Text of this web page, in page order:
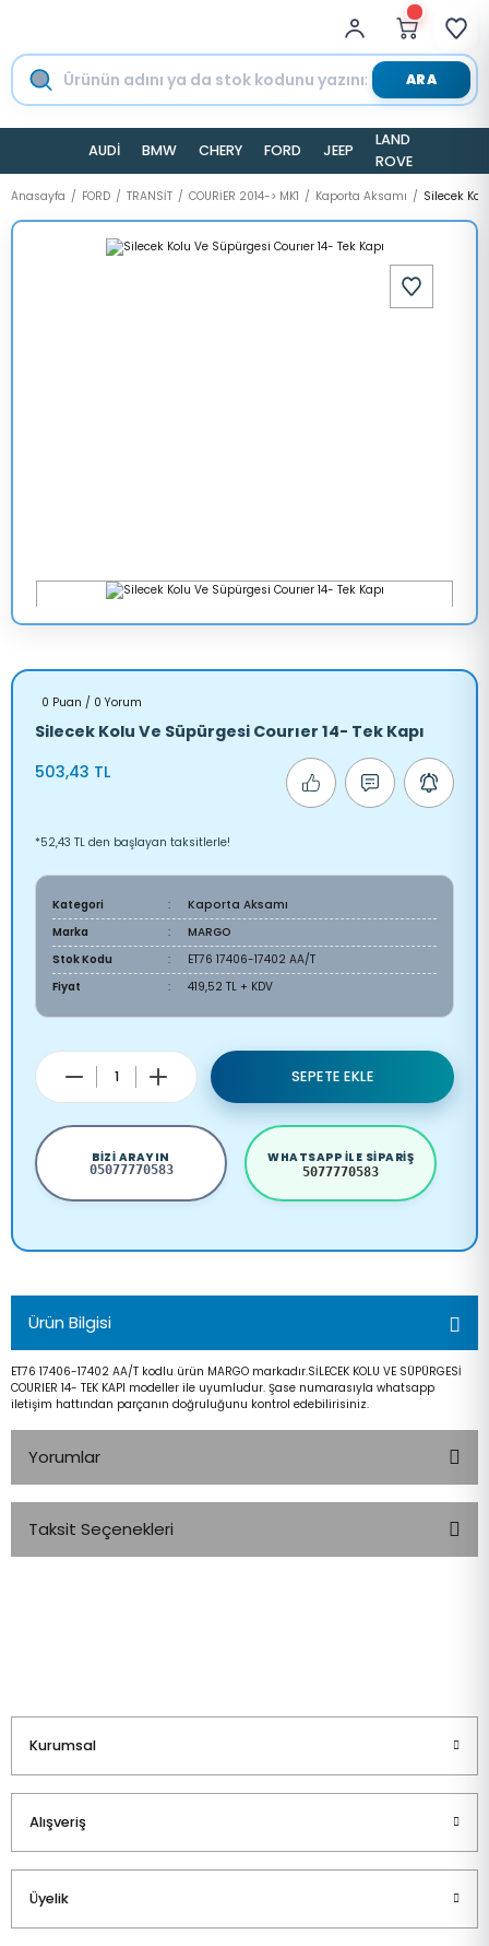
ARA
AUDİ BMW CHERY FORD JEEP
LAND
ROVER
Anasayfa FORD TRANSİT COURİER 2014-> MK1 Kaporta Aksamı Silecek
0 Puan / 0 Yorum
Silecek Kolu Ve Süpürgesi Courıer 14- Tek Kapı
503,43 TL
*52,43 TL den başlayan taksitlerle!
Kategori
Kaporta Aksamı
Marka
MARGO
Stok Kodu
ET76 17406-17402 AA/T
Fiyat
419,52 TL + KDV
SEPETE EKLE
BIZI ARAYIN
05077770583
WHATSAPP ILE SIPARIŞ
5077770583
Ürün Bilgisi
ET76 17406-17402 AA/T kodlu ürün MARGO markadır.SİLECEK KOLU VE SÜPÜRGESİ
COURIER 14- TEK KAPI modeller ile uyumludur. Şase numarasıyla whatsapp
iletişim hattından parçanın doğruluğunu kontrol edebilirisiniz.
Yorumlar
Taksit Seçenekleri
Kurumsal
Alışveriş
Üyelik